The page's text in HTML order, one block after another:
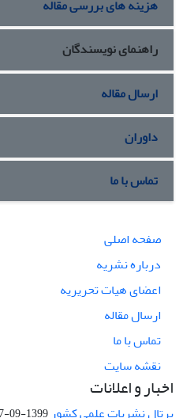
هزینه های بررسی مقاله
راهنمای نویسندگان
ارسال مقاله
داوران
تماس با ما
صفحه اصلی
درباره نشریه
اعضای هیات تحریریه
ارسال مقاله
تماس با ما
نقشه سایت
اخبار و اعلانات
پرتال نشریات علمی کشور 1399-09-17